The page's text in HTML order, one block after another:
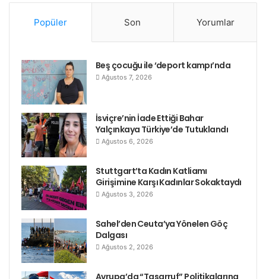
Popüler Son Yorumlar
Beş çocuğu ile ‘deport kampı’nda
Ağustos 7, 2026
İsviçre’nin İade Ettiği Bahar
Yalçınkaya Türkiye’de Tutuklandı
Ağustos 6, 2026
Stuttgart’ta Kadın Katliamı
Girişimine Karşı Kadınlar Sokaktaydı
Ağustos 3, 2026
Sahel’den Ceuta’ya Yönelen Göç
Dalgası
Ağustos 2, 2026